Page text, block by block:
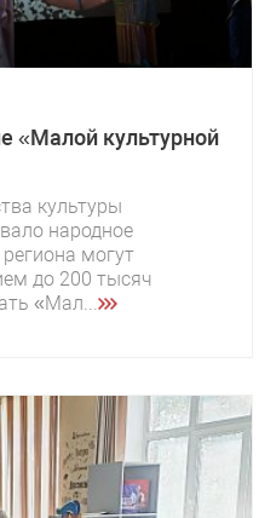
«Малой культурной
культуры
народное
могут
до 200 тысяч
«Мал...